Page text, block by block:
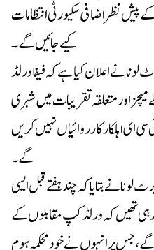
نظر اضافی سکیورٹی انتظامات
کیے جائیں گے۔
نے اعلان کیا ہے کہ فیفا ورلڈ
اور متعلقہ تقریبات میں شہری
سی ای اہلکار کارروائیاں نہیں کریں
گے۔
نے بتایا کہ چند ہفتے قبل ایسی
تھیں کہ ورلڈ کپ مقابلوں کے
جس پر انہوں نے خود محکمہ ہوم